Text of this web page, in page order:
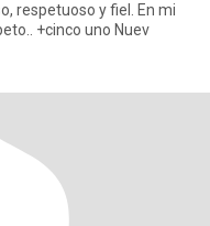
respetuoso y fiel. En mi
+cinco uno Nuev